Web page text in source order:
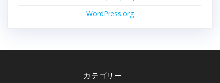
WordPress.org
カテゴリー